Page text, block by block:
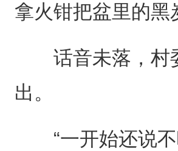
拿火钳把盆里的黑
话音未落，村委
出。
“一开始还说不